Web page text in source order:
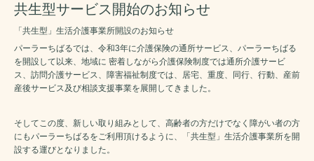
共生型サービス開始のお知らせ
「共生型」生活介護事業所開設のお知らせ
パーラーちばるでは、令和3年に介護保険の通所サービス、パーラーちばる
を開設して以来、地域に 密着しながら介護保険制度では通所介護サービ
ス、訪問介護サービス、障害福祉制度では、居宅、重度、同行、行動、産前
産後サービス及び相談支援事業を展開してきました。
そしてこの度、新しい取り組みとして、高齢者の方だけでなく障がい者の方
にもパーラーちばるをご利用頂けるように、「共生型」生活介護事業所を開
設する運びとなりました。